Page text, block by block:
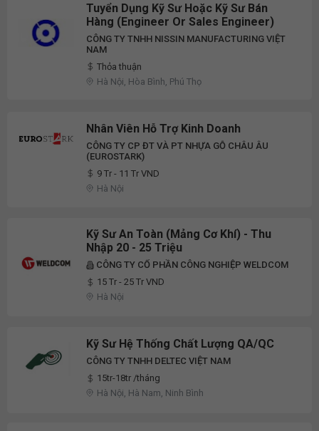
Tuyển Dụng Kỹ Sư Hoặc Kỹ Sư Bán
Hàng (Engineer Or Sales Engineer)
CÔNG TY TNHH NISSIN MANUFACTURING VIỆT
NAM
Thỏa thuận
Hà Nội, Hòa Bình, Phú Thọ
Nhân Viên Hỗ Trợ Kinh Doanh
CÔNG TY CP ĐT VÀ PT NHỰA GỖ CHÂU ÂU
(EUROSTARK)
9 Tr - 11 Tr VND
Hà Nội
Kỹ Sư An Toàn (Mảng Cơ Khí) - Thu
Nhập 20 - 25 Triệu
CÔNG TY CỔ PHẦN CÔNG NGHIỆP WELDCOM
15 Tr - 25 Tr VND
Hà Nội
Kỹ Sư Hệ Thống Chất Lượng QA/QC
CÔNG TY TNHH DELTEC VIỆT NAM
15tr-18tr /tháng
Hà Nội, Hà Nam, Ninh Bình